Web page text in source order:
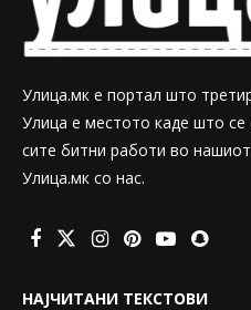
Улица.мк е портал што
Улица е местото каде што се
сите битни работи во
Улица.мк со нас.
НАЈЧИТАНИ ТЕКСТОВИ